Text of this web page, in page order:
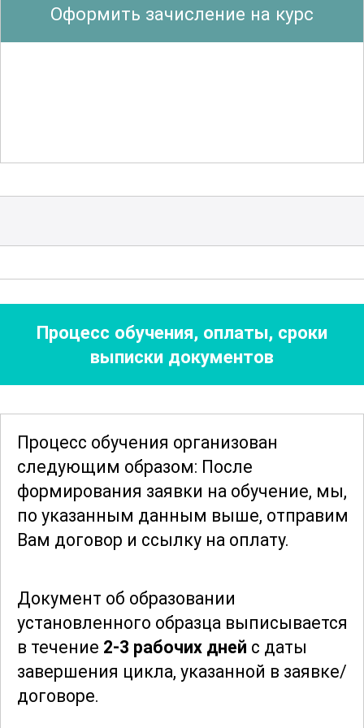
начиная от основ водоснабжения и
водоотведения до углубленных
ультрафиолетовое облучение и
курса уверенно справляться с задачами
любой сложности.
Особое внимание в программе
уделяется экономическим аспектам
обеззараживанию. Участники изучают
способы оптимизации затрат и
повышения эффективности работы
очистных сооружений. Важным
элементом становится анализ и оценка
экологических рисков
минимизации.
Завершив обучение, участники
получают все необходимые знания и
умения для успешной работы в сфере
Оформить зачисление на курс
Процесс обучения, оплаты, сроки
выписки документов
Процесс обучения организован
следующим образом: После
формирования заявки на обучение, мы,
по указанным данным выше, отправим
Вам договор и ссылку на оплату.
Документ об образовании
установленного образца выписывается
в течение 2-3 рабочих дней с даты
завершения цикла, указанной в заявке/
договоре.